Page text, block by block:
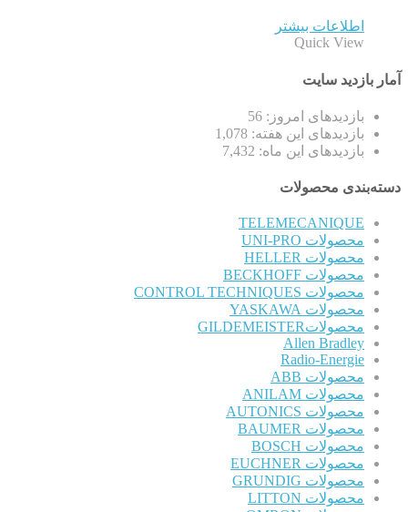
اطلاعات بیشتر
Quick View
آمار بازدید سایت
بازدیدهای امروز: 56
بازدیدهای این هفته: 1,078
بازدیدهای این ماه: 7,432
دسته‌بندی محصولات
TELEMECANIQUE
محصولات UNI-PRO
محصولات HELLER
محصولات BECKHOFF
محصولات CONTROL TECHNIQUES
محصولات YASKAWA
محصولاتGILDEMEISTER
Allen Bradley
Radio-Energie
محصولات ABB
محصولات ANILAM
محصولات AUTONICS
محصولات BAUMER
محصولات BOSCH
محصولات EUCHNER
محصولات GRUNDIG
محصولات LITTON